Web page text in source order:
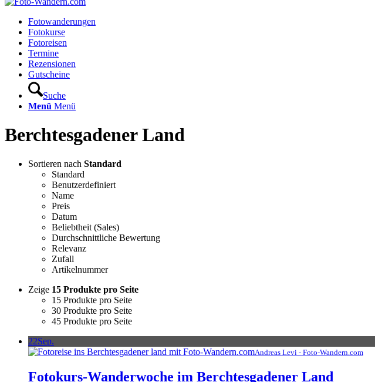
Fotowanderungen
Fotokurse
Fotoreisen
Termine
Rezensionen
Gutscheine
Suche
Menü Menü
Berchtesgadener Land
Sortieren nach Standard
Standard
Benutzerdefiniert
Name
Preis
Datum
Beliebtheit (Sales)
Durchschnittliche Bewertung
Relevanz
Zufall
Artikelnummer
Zeige 15 Produkte pro Seite
15 Produkte pro Seite
30 Produkte pro Seite
45 Produkte pro Seite
22Sep.
Andreas Levi - Foto-Wandern.com
Fotokurs-Wanderwoche im Berchtesgadener Land